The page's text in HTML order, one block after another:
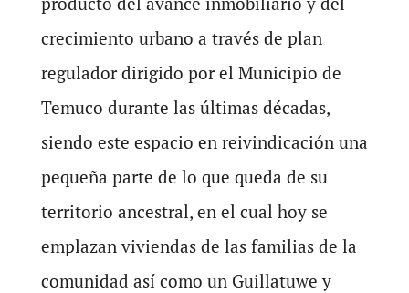
crecimiento urbano a través de plan
regulador dirigido por el Municipio de
Temuco durante las últimas décadas,
siendo este espacio en reivindicación una
pequeña parte de lo que queda de su
territorio ancestral, en el cual hoy se
emplazan viviendas de las familias de la
comunidad así como un Guillatuwe y